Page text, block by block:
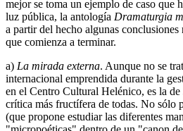
mejor se toma un ejemplo de caso que
luz pública, la antología Dramaturgia
a partir del hecho algunas conclusiones
que comienza a terminar.
a) La mirada externa. Aunque no se
internacional emprendida durante la
en el Centro Cultural Helénico, es la
crítica más fructífera de todas. No sólo
(que propone estudiar las diferentes